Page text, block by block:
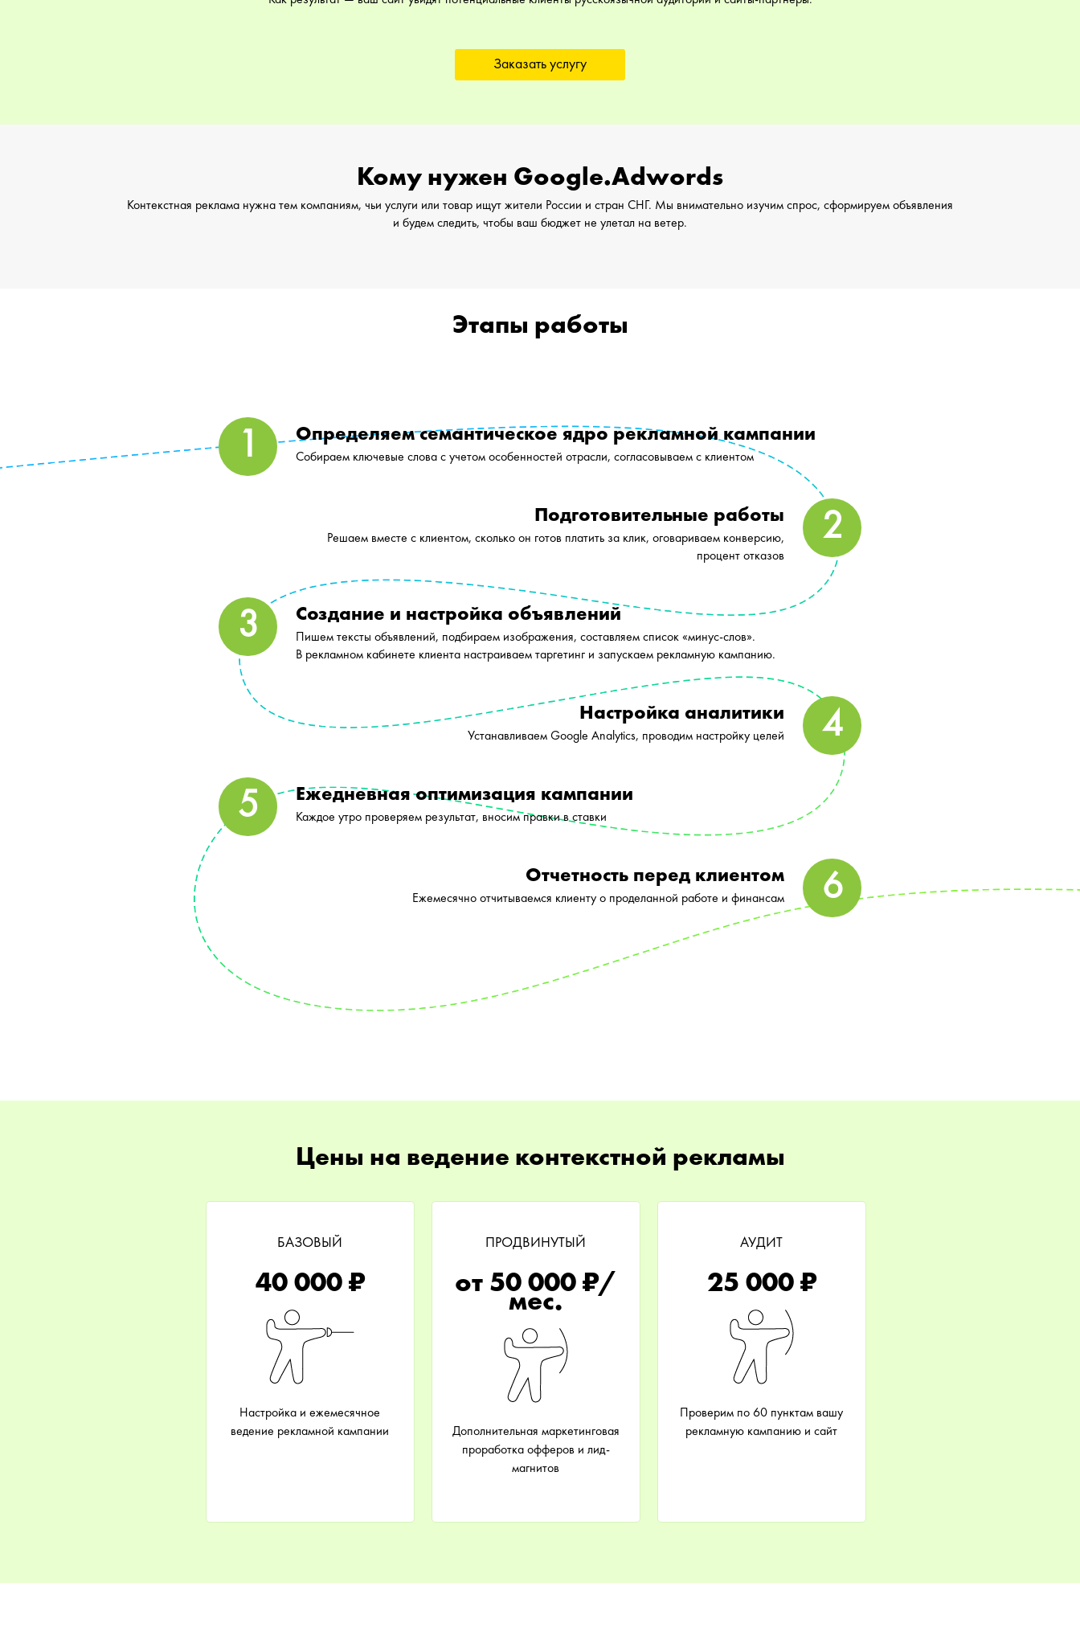
Заказать услугу
Кому нужен Google.Adwords
Контекстная реклама нужна тем компаниям, чьи услуги или товар ищут жители России и стран СНГ. Мы внимательно изучим спрос, сформируем объявления
и будем следить, чтобы ваш бюджет не улетал на ветер.
Этапы работы
Определяем семантическое ядро рекламной кампании
Собираем ключевые слова с учетом особенностей отрасли, согласовываем с клиентом
Подготовительные работы
Решаем вместе с клиентом, сколько он готов платить за клик, оговариваем конверсию,
процент отказов
Создание и настройка объявлений
Пишем тексты объявлений, подбираем изображения, составляем список «минус-слов».
В рекламном кабинете клиента настраиваем таргетинг и запускаем рекламную кампанию.
Настройка аналитики
Устанавливаем Google Analytics, проводим настройку целей
Ежедневная оптимизация кампании
Каждое утро проверяем результат, вносим правки в ставки
Отчетность перед клиентом
Ежемесячно отчитываемся клиенту о проделанной работе и финансам
Цены на ведение контекстной рекламы
БАЗОВЫЙ
40 000 ₽
Настройка и ежемесячное
ведение рекламной кампании
ПРОДВИНУТЫЙ
от 50 000 ₽/
мес.
Дополнительная маркетинговая
проработка офферов и лид-
магнитов
АУДИТ
25 000 ₽
Проверим по 60 пунктам вашу
рекламную кампанию и сайт